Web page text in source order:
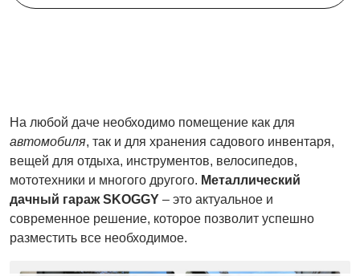
На любой даче необходимо помещение как для
автомобиля, так и для хранения садового инвентаря,
вещей для отдыха, инструментов, велосипедов,
мототехники и многого другого. Металлический
дачный гараж SKOGGY – это актуальное и
современное решение, которое позволит успешно
разместить все необходимое.